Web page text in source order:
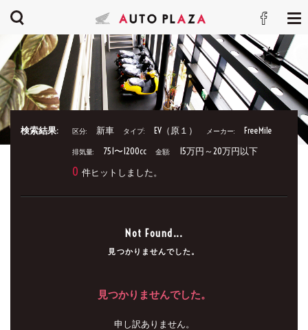
検索結果: 区分: 新車 タイプ: EV（原１） メーカー: FreeMile
排気量: 751〜1200cc 金額: 15万円～20万円以下
0 件ヒットしました。
Not Found...
見つかりませんでした。
見つかりませんでした。
申し訳ありません。